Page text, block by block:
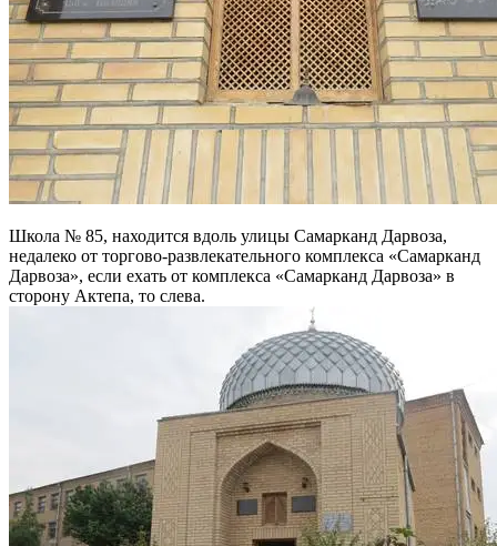
Школа № 85, находится вдоль улицы Самарканд Дарвоза,
недалеко от торгово-развлекательного комплекса «Самарканд
Дарвоза», если ехать от комплекса «Самарканд Дарвоза» в
сторону Актепа, то слева.